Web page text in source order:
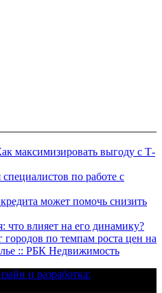
максимизировать выгоду с Т-
по работе с
может помочь снизить
что влияет на его динамику?
городов по темпам роста цен на
:: РБК Недвижимость
и разработка: